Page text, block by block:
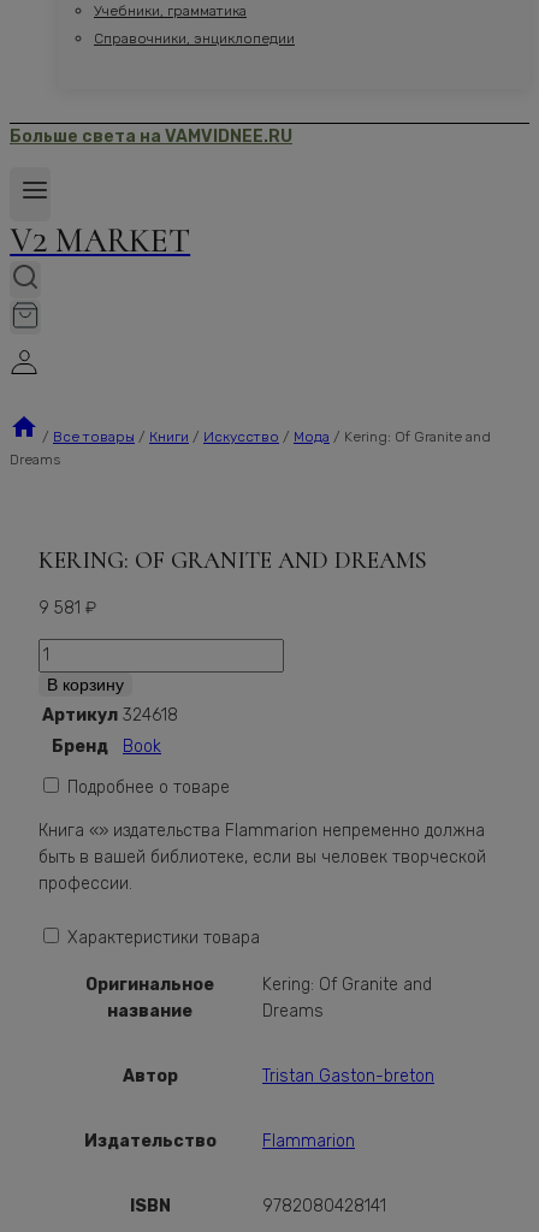
Учебники, грамматика
Справочники, энциклопедии
Больше света на VAMVIDNEE.RU
V2 MARKET
/ Все товары / Книги / Искусство / Мода / Kering: Of Granite and
Dreams
KERING: OF GRANITE AND DREAMS
9 581 ₽
Количество
Kering:
Of
Granite
and
Dreams
В корзину
Артикул 324618
Бренд
Book
Подробнее о товаре
Книга «» издательства Flammarion непременно должна
быть в вашей библиотеке, если вы человек творческой
профессии.
Характеристики товара
Оригинальное
название
Kering: Of Granite and
Dreams
Автор Tristan Gaston-breton
Издательство Flammarion
ISBN 9782080428141